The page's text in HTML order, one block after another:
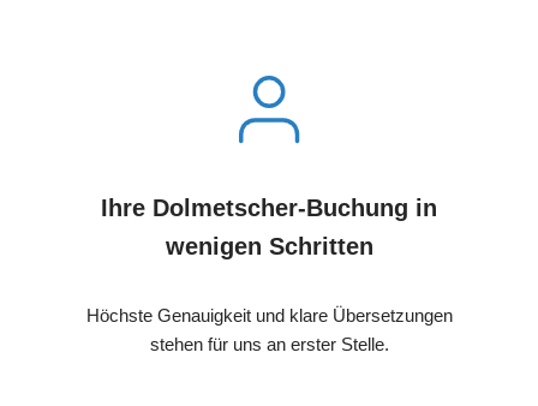
Ihre Dolmetscher-Buchung in
wenigen Schritten
Höchste Genauigkeit und klare Übersetzungen
stehen für uns an erster Stelle.